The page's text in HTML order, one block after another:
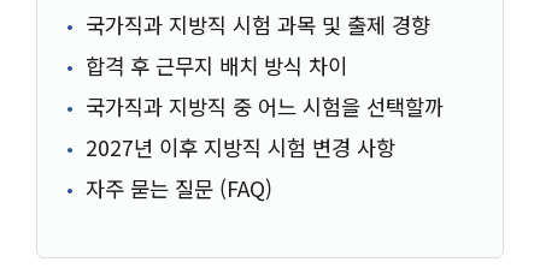
국가직과 지방직 시험 과목 및 출제 경향
합격 후 근무지 배치 방식 차이
국가직과 지방직 중 어느 시험을 선택할까
2027년 이후 지방직 시험 변경 사항
자주 묻는 질문 (FAQ)